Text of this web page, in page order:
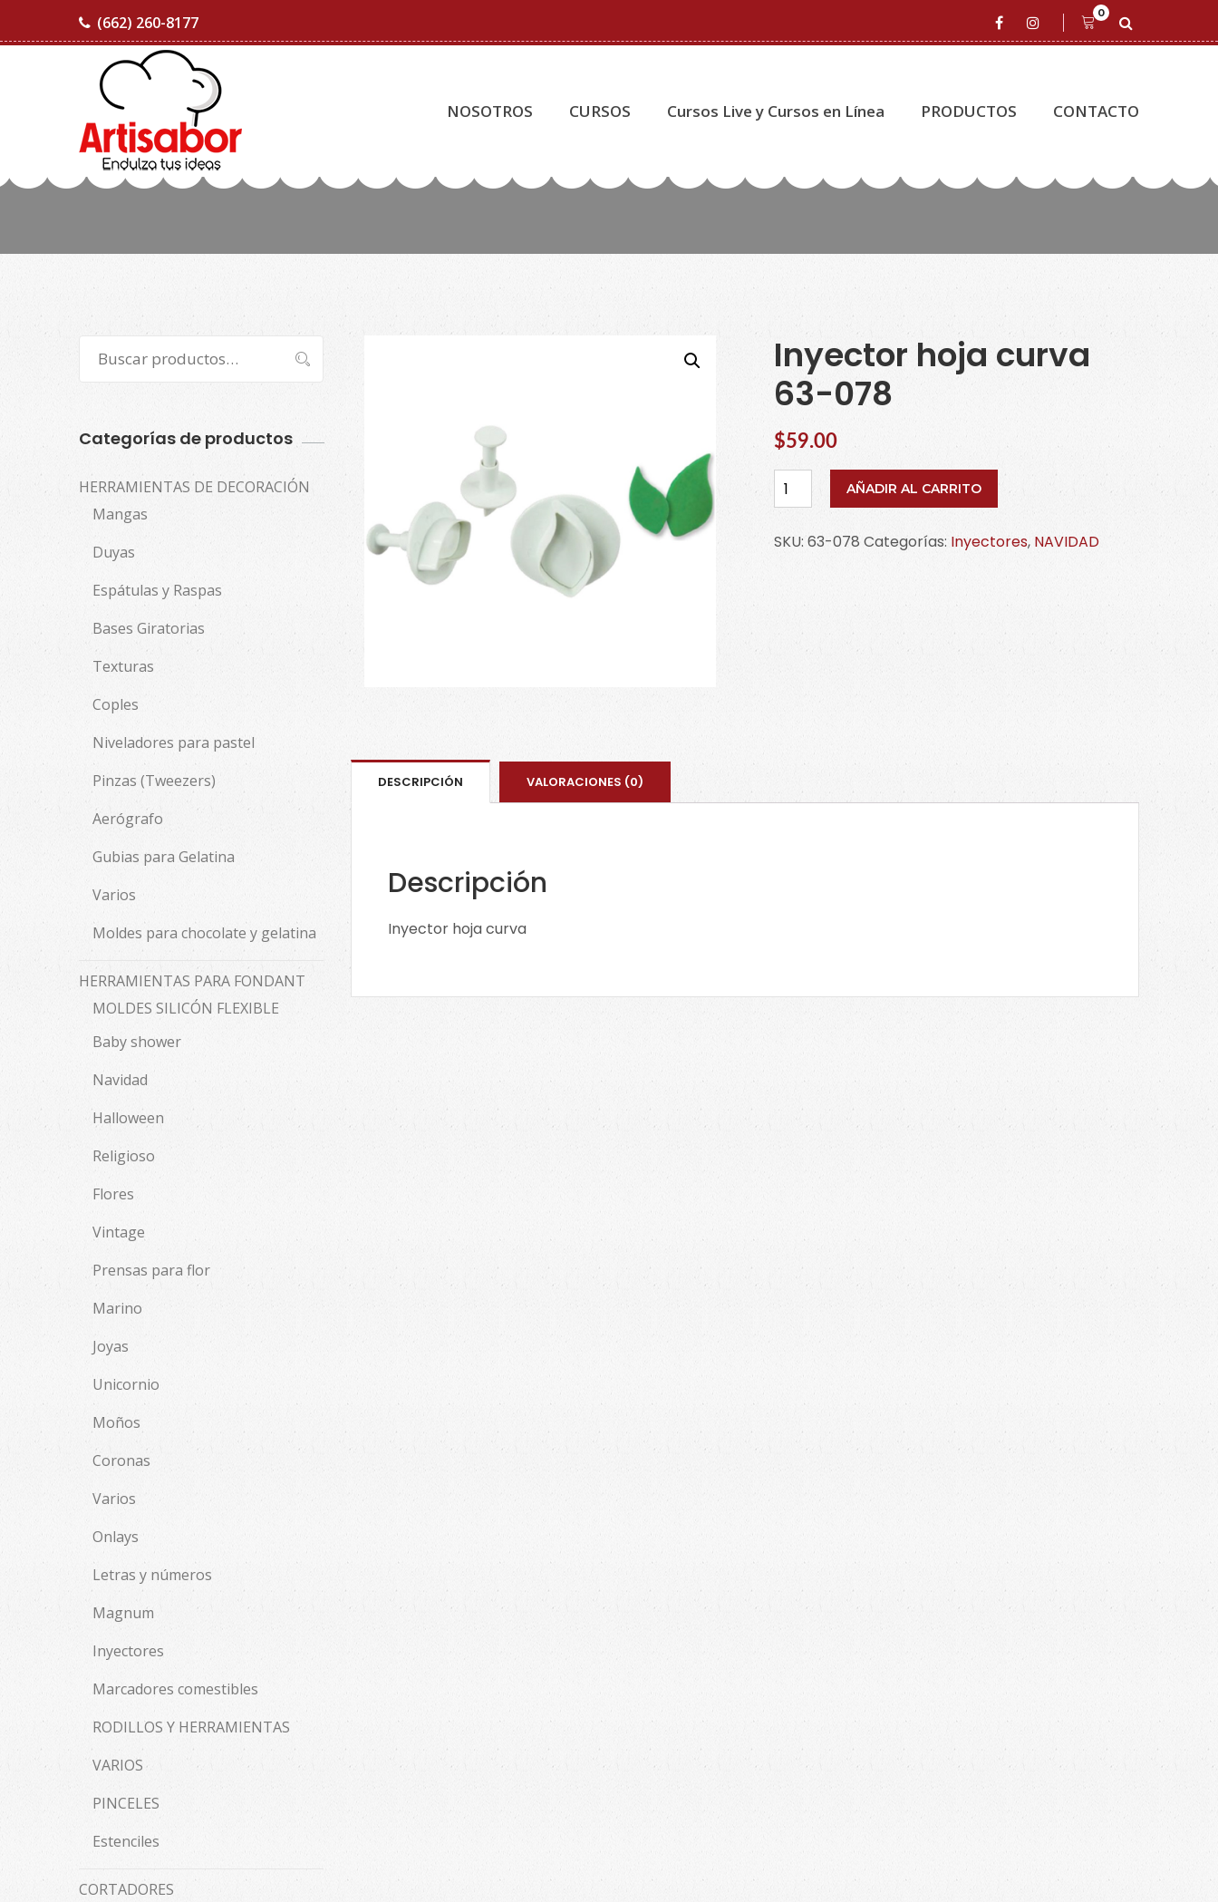
(662) 260-8177 0
NOSOTROS CURSOS Cursos Live y Cursos en Línea PRODUCTOS CONTACTO
Inyector hoja curva
63-078
$59.00
Inyector
hoja
63-
AÑADIR AL CARRITO
SKU:63-078 Categorías: Inyectores, NAVIDAD
DESCRIPCIÓN VALORACIONES (0)
Descripción
Inyector hoja curva
por:
Buscar
Categorías de productos
HERRAMIENTAS DE DECORACIÓN
Mangas
Duyas
Espátulas y Raspas
Bases Giratorias
Texturas
Coples
Niveladores para pastel
Pinzas (Tweezers)
Aerógrafo
Gubias para Gelatina
Varios
Moldes para chocolate y gelatina
HERRAMIENTAS PARA FONDANT
MOLDES SILICÓN FLEXIBLE
Baby shower
Navidad
Halloween
Religioso
Flores
Vintage
Prensas para flor
Marino
Joyas
Unicornio
Moños
Coronas
Varios
Onlays
Letras y números
Magnum
Inyectores
Marcadores comestibles
RODILLOS Y HERRAMIENTAS
VARIOS
PINCELES
Estenciles
CORTADORES